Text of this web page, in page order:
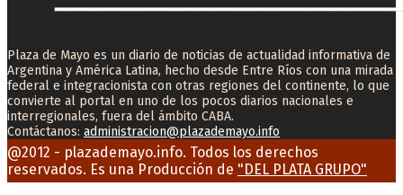
Plaza de Mayo es un diario de noticias de actualidad informativa de
Argentina y América Latina, hecho desde Entre Ríos con una mirada
federal e integracionista con otras regiones del continente, lo que
convierte al portal en uno de los pocos diarios nacionales e
interregionales, fuera del ámbito CABA.
Contáctanos: administracion@plazademayo.info
Facebook
Twitter
Instagram
Youtube
Email
@2012 - plazademayo.info. Todos los derechos
reservados. Es una Producción de "DEL PLATA GRUPO"